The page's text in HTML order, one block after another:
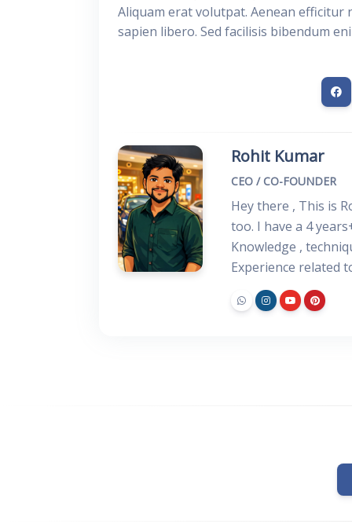
Aliquam erat volutpat. Aenean efficitur
sapien libero. Sed facilisis bibendum
Rohit Kumar
CEO / CO-FOUNDER
Hey there , This is
too. I have a 4
Knowledge ,
Experience related